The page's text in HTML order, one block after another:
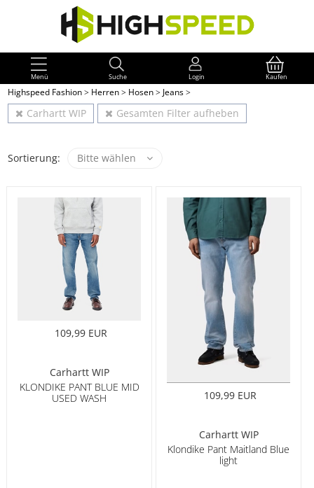
Menü Suche Login Kaufen
Highspeed Fashion> Herren> Hosen> Jeans>
Carhartt WIP Gesamten Filter aufheben
Sortierung: Bitte wählen
109,99 EUR
Carhartt WIP
KLONDIKE PANT BLUE MID
USED WASH
109,99 EUR
Carhartt WIP
Klondike Pant Maitland Blue
light